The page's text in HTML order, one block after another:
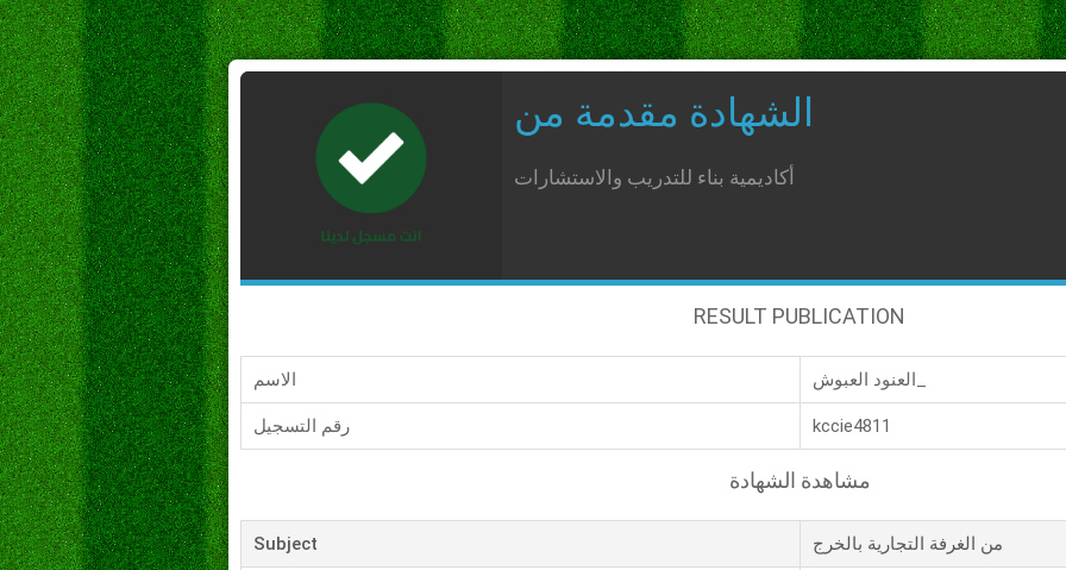
الشهادة مقدمة من
أكاديمية بناء للتدريب والاستشارات
RESULT PUBLICATION
الاسم
رقم التسجيل kccie4811
مشاهدة الشهادة
Subject من الغرفة التجارية بالخرج